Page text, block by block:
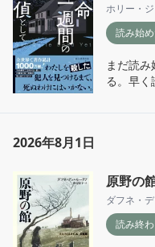
ホリー・
読み始
まだ読
る。早く
2026年8月1日
原野の
ダフネ・
読み終